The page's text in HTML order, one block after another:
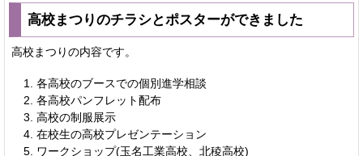
高校まつりのチラシとポスターができました
高校まつりの内容です。
各高校のブースでの個別進学相談
各高校パンフレット配布
高校の制服展示
在校生の高校プレゼンテーション
ワークショップ(玉名工業高校、北稜高校)